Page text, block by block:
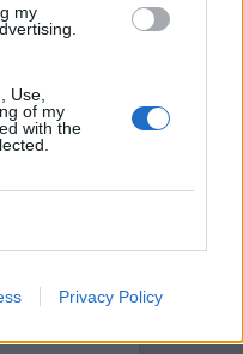
my
Use,
of my
with the
Privacy Policy